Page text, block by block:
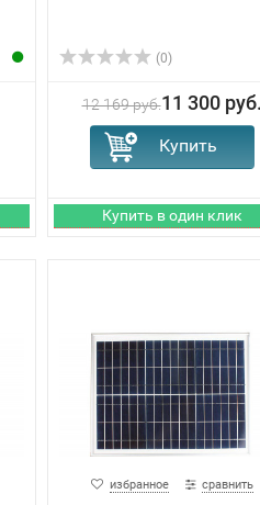
(0)
12 169 руб.11 300
избранное сравнить